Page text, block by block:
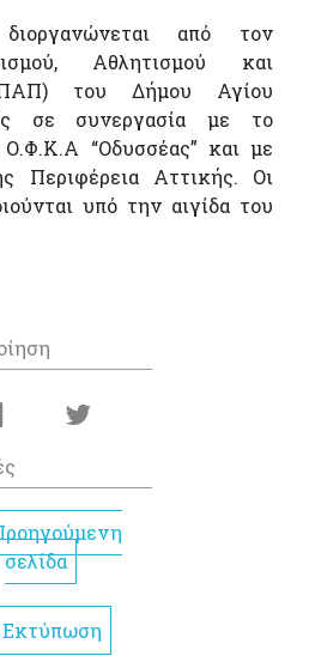
από τον
Αθλητισμού και
του Δήμου Αγίου
σε συνεργασία με το
Ο.Φ.Κ.Α “Οδυσσέας” και με
Περιφέρεια Αττικής. Οι
υπό την αιγίδα του
σελίδα
Εκτύπωση